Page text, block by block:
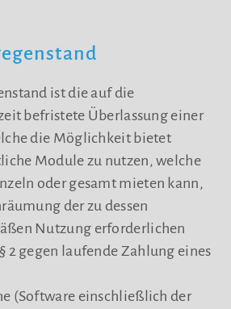
ist die auf die
befristete Überlassung einer
die Möglichkeit bietet
Module zu nutzen, welche
oder gesamt mieten kann,
der zu dessen
Nutzung erforderlichen
2 gegen laufende Zahlung eines
(Software einschließlich der